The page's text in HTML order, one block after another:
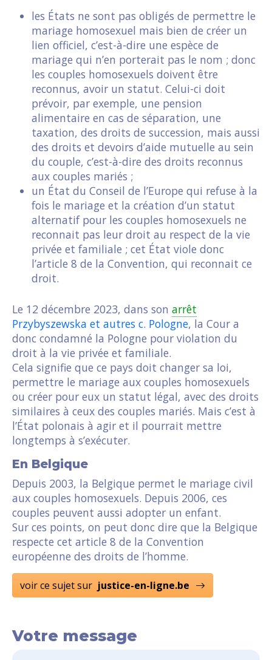
les États ne sont pas obligés de permettre le
mariage homosexuel mais bien de créer un
lien officiel, c’est-à-dire une espèce de
mariage qui n’en porterait pas le nom ; donc
les couples homosexuels doivent être
reconnus, avoir un statut. Celui-ci doit
prévoir, par exemple, une pension
alimentaire en cas de séparation, une
taxation, des droits de succession, mais aussi
des droits et devoirs d’aide mutuelle au sein
du couple, c’est-à-dire des droits reconnus
aux couples mariés ;
un État du Conseil de l’Europe qui refuse à la
fois le mariage et la création d’un statut
alternatif pour les couples homosexuels ne
reconnait pas leur droit au respect de la vie
privée et familiale ; cet État viole donc
l’article 8 de la Convention, qui reconnait ce
droit.
Le 12 décembre 2023, dans son arrêt
Przybyszewska et autres c. Pologne, la Cour a
donc condamné la Pologne pour violation du
droit à la vie privée et familiale.
Cela signifie que ce pays doit changer sa loi,
permettre le mariage aux couples homosexuels
ou créer pour eux un statut légal, avec des droits
similaires à ceux des couples mariés. Mais c’est à
l’État polonais à agir et il pourrait mettre
longtemps à s’exécuter.
En Belgique
Depuis 2003, la Belgique permet le mariage civil
aux couples homosexuels. Depuis 2006, ces
couples peuvent aussi adopter un enfant.
Sur ces points, on peut donc dire que la Belgique
respecte cet article 8 de la Convention
européenne des droits de l’homme.
voir ce sujet sur justice-en-ligne.be
Votre message